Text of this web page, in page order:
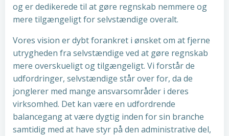
og er dedikerede til at gøre regnskab nemmere og
mere tilgængeligt for selvstændige overalt.
Vores vision er dybt forankret i ønsket om at fjerne
utrygheden fra selvstændige ved at gøre regnskab
mere overskueligt og tilgængeligt. Vi forstår de
udfordringer, selvstændige står over for, da de
jonglerer med mange ansvarsområder i deres
virksomhed. Det kan være en udfordrende
balancegang at være dygtig inden for sin branche
samtidig med at have styr på den administrative del,